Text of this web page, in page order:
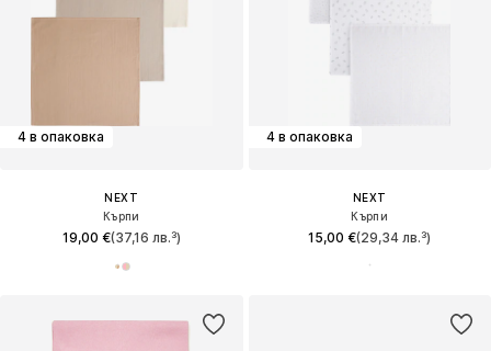
4 в опаковка
NEXT
Кърпи
19,00 €(37,16 лв.³)
4 в опаковка
NEXT
Кърпи
15,00 €(29,34 лв.³)